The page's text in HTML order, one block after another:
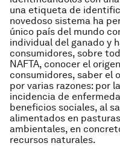
una etiqueta de
novedoso sistema ha
único país del mundo
individual del ganado y
consumidores, sobre
NAFTA, conocer el
consumidores, saber el
por varias razones: por
incidencia de
beneficios sociales, al
alimentados en
ambientales, en
recursos naturales.